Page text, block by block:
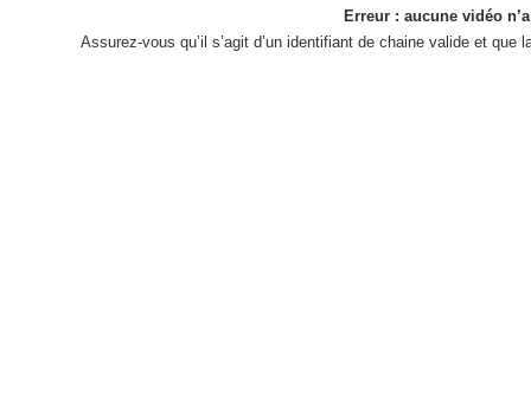
Erreur : aucune vidéo
Assurez-vous qu’il s’agit d’un identifiant de chaine valide et